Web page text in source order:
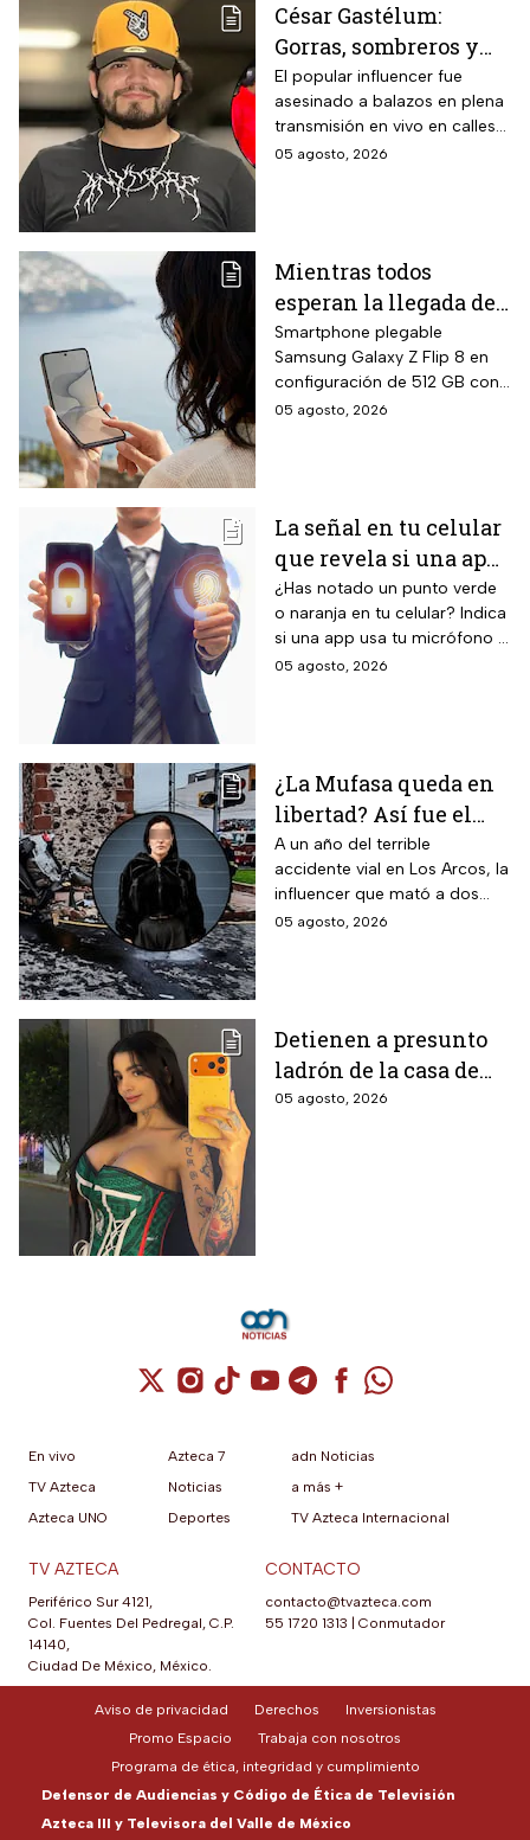
lámina galvanizada,
fibrocemento y ladrillos,
además de fórmula libre de
asbesto y no inflamable.
César Gastélum:
Gorras, sombreros y
las letras MZ, las
pistas que investigan
tras el asesinato del
influencer
El popular influencer fue
asesinado a balazos en plena
transmisión en vivo en calles
de Culiacán, Sinaloa.
05 agosto, 2026
Mientras todos
esperan la llegada del
nuevo celular
Samsung Z Flip8 de
512GB, Liverpool
rebaja el valor de la
intereses
Smartphone plegable
Samsung Galaxy Z Flip 8 en
configuración de 512 GB con
pantalla principal Dynamic
actualizaciones de sistema
operativo garantizadas y suite
completa de Galaxy AI con
inteligencia artificial integrada.
05 agosto, 2026
La señal en tu celular
que revela si una app
te está escuchando
¡No la ignores!
¿Has notado un punto verde
o naranja en tu celular? Indica
si una app usa tu micrófono o
cámara, clave para tu
05 agosto, 2026
¿La Mufasa queda en
libertad? Así fue el
aparatoso accidente
en Los Arcos de
Querétaro en el que
murieron 2 personas
A un año del terrible
accidente vial en Los Arcos, la
influencer que mató a dos
personas podría ser liberada
05 agosto, 2026
Detienen a presunto
ladrón de la casa de
Karely Ruiz: la huella
05 agosto, 2026
Cuenta de X / Twitter (se abre en una
Cuenta de Instagram (se abre en una
Cuenta de TikTok (se abre en
Cuenta de YouTube (se abre
Cuenta de Telegram (se
Cuenta de
Cuenta de
En vivo
TV Azteca
Azteca UNO
Azteca 7
Noticias
Deportes
adn Noticias
a más +
TV Azteca Internacional
TV AZTECA
Periférico Sur 4121,
Col. Fuentes Del Pedregal, C.P.
14140,
Ciudad De México, México.
CONTACTO
contacto@tvazteca.com
55 1720 1313
Conmutador
Aviso de privacidad Derechos
Inversionistas
Promo Espacio
Trabaja con nosotros
Programa de ética, integridad y cumplimiento
Defensor de Audiencias y Código de Ética de Televisión
Azteca III y Televisora del Valle de México